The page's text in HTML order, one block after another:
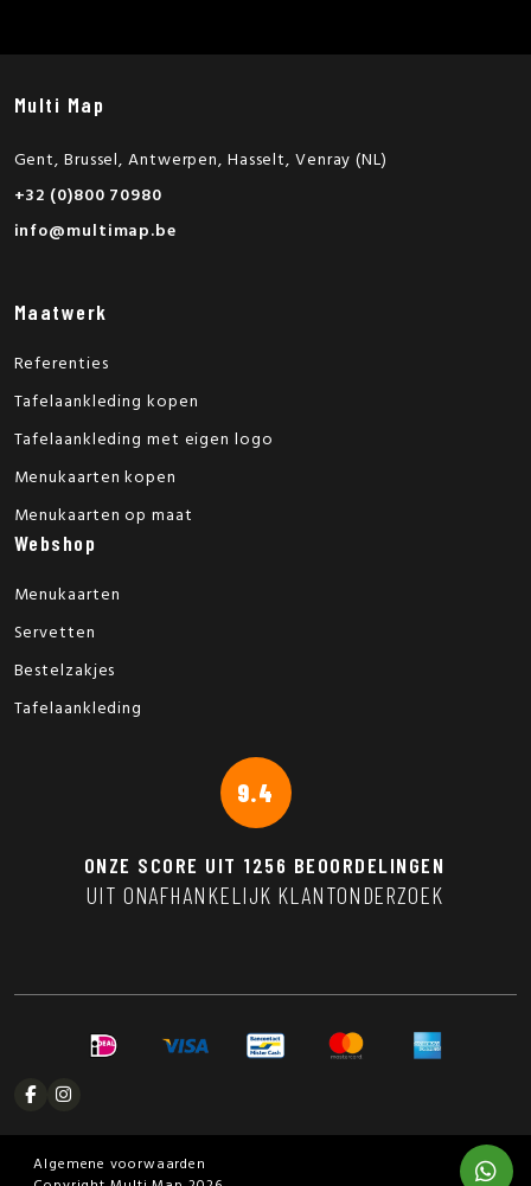
Multi Map
Gent, Brussel, Antwerpen, Hasselt, Venray (NL)
+32 (0)800 70980
info@multimap.be
Maatwerk
Referenties
Tafelaankleding kopen
Tafelaankleding met eigen logo
Menukaarten kopen
Menukaarten op maat
Webshop
Menukaarten
Servetten
Bestelzakjes
Tafelaankleding
9.4
ONZE SCORE UIT 1256 BEOORDELINGEN
UIT ONAFHANKELIJK KLANTONDERZOEK
Algemene voorwaarden